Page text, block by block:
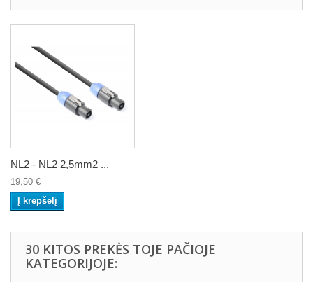
NL2 - NL2 2,5mm2 ...
19,50 €
Į krepšelį
30 KITOS PREKĖS TOJE PAČIOJE
KATEGORIJOJE: